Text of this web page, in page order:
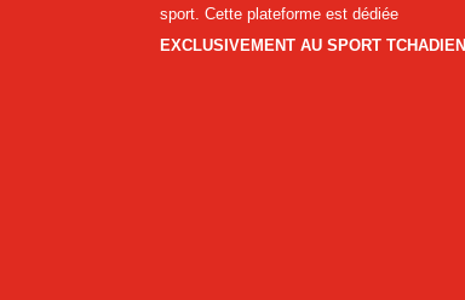
sport. Cette plateforme est dédiée
EXCLUSIVEMENT AU SPORT TCHADIEN